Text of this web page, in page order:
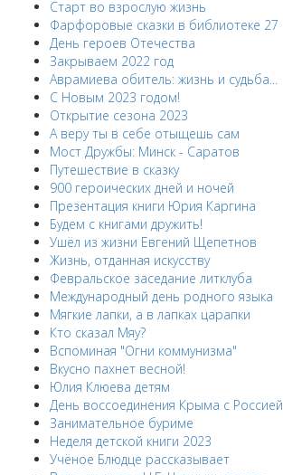
Старт во взрослую жизнь
Фарфоровые сказки в библиотеке 27
День героев Отечества
Закрываем 2022 год
Аврамиева обитель: жизнь и судьба...
С Новым 2023 годом!
Открытие сезона 2023
А веру ты в себе отыщешь сам
Мост Дружбы: Минск - Саратов
Путешествие в сказку
900 героических дней и ночей
Презентация книги Юрия Каргина
Будем с книгами дружить!
Ушёл из жизни Евгений Щепетнов
Жизнь, отданная искусству
Февральское заседание литклуба
Международный день родного языка
Мягкие лапки, а в лапках царапки
Кто сказал Мяу?
Вспоминая "Огни коммунизма"
Вкусно пахнет весной!
Юлия Клюева детям
День воссоединения Крыма с Россией
Занимательное буриме
Неделя детской книги 2023
Учёное Блюдце рассказывает